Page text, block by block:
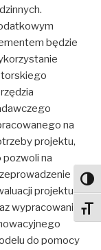
będzie
na
projektu,
pozwoli na
projektu
wypracowanie
do pomocy